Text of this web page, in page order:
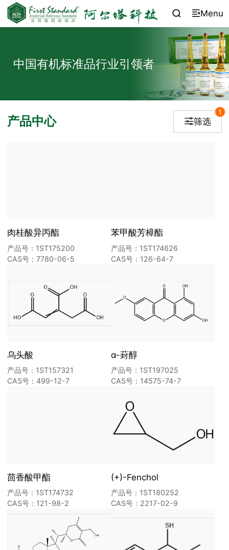
 Menu
中国有机标准品行业引领者
产品中心 筛选
1
肉桂酸异丙酯
产品号：1ST175200
CAS号：7780-06-5
苯甲酸芳樟酯
产品号：1ST174626
CAS号：126-64-7
乌头酸
产品号：1ST157321
CAS号：499-12-7
α-葑醇
产品号：1ST197025
CAS号：14575-74-7
茴香酸甲酯
产品号：1ST174732
CAS号：121-98-2
(+)-Fenchol
产品号：1ST180252
CAS号：2217-02-9